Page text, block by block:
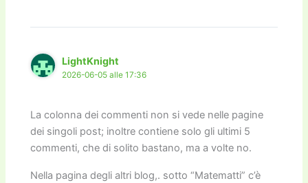
LightKnight
2026-06-05 alle 17:36
La colonna dei commenti non si vede nelle pagine
dei singoli post; inoltre contiene solo gli ultimi 5
commenti, che di solito bastano, ma a volte no.
Nella pagina degli altri blog,. sotto “Matematti” c’è